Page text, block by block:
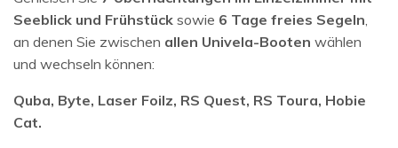
Seeblick und Frühstück sowie 6 Tage freies Segeln
an denen Sie zwischen allen Univela-Booten wählen
und wechseln können:
Quba, Byte, Laser Foilz, RS Quest, RS Toura, Hobie
Cat.